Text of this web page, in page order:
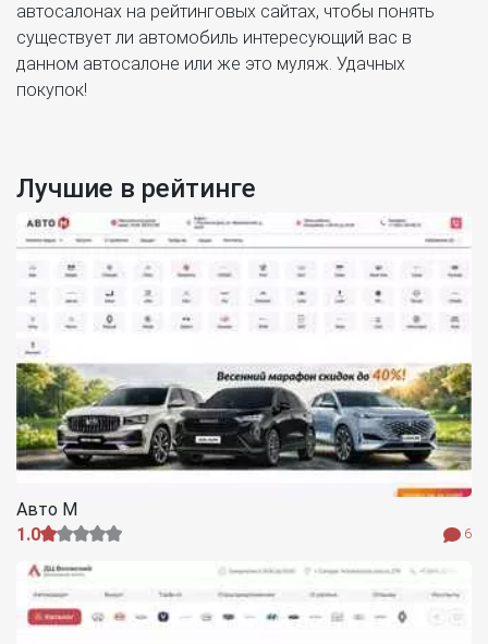
автосалонах на рейтинговых сайтах, чтобы понять
существует ли автомобиль интересующий вас в
данном автосалоне или же это муляж. Удачных
покупок!
Лучшие в рейтинге
Авто М
1.0
6